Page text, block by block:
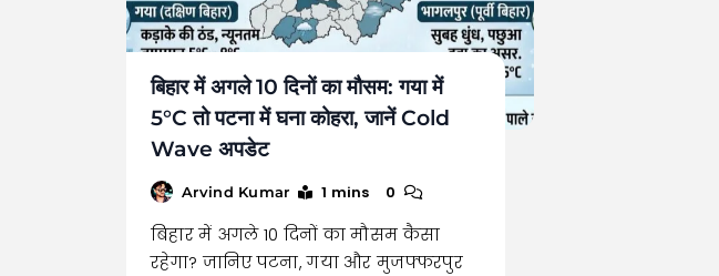
बिहार में अगले 10 दिनों का मौसम: गया में
5°C तो पटना में घना कोहरा, जानें Cold
Wave अपडेट
Arvind Kumar 1 mins 0
बिहार में अगले 10 दिनों का मौसम कैसा
रहेगा? जानिए पटना, गया और मुजफ्फरपुर